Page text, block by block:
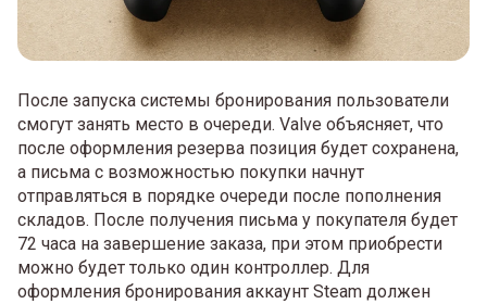
После запуска системы бронирования пользователи
смогут занять место в очереди. Valve объясняет, что
после оформления резерва позиция будет сохранена,
а письма с возможностью покупки начнут
отправляться в порядке очереди после пополнения
складов. После получения письма у покупателя будет
72 часа на завершение заказа, при этом приобрести
можно будет только один контроллер. Для
оформления бронирования аккаунт Steam должен